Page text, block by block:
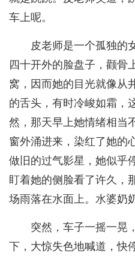
车上呢。
皮老师是一个孤独的
四十开外的脸盘子，颧骨
窝，因而她的目光就像从
的舌头，有时冷峻如霜，
然，那天早上她情绪相当
窗外涌进来，染红了她的
做旧的过气影星，她似乎
盯着她的侧脸看了许久，
场雨落在水面上。水婆奶
突然，车子一摇一晃
下，大惊失色地喊道，快